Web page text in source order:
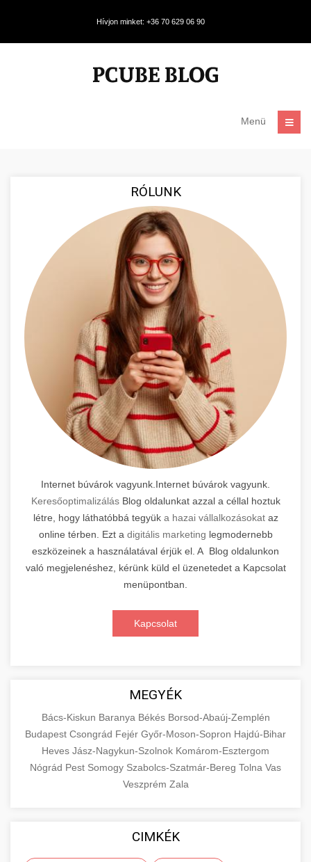
Hívjon minket: +36 70 629 06 90
Menü
RÓLUNK
Internet búvárok vagyunk.Internet búvárok vagyunk.
KeresőoptimalizálásBlog oldalunkat azzal a céllal hoztuk
létre, hogy láthatóbbá tegyük a hazai vállalkozásokataz
online térben. Ezt a digitális marketing legmodernebb
eszközeinek a használatával érjük el. A Blog oldalunkon
való megjelenéshez, kérünk küld el üzenetedet a Kapcsolat
menüpontban.
Kapcsolat
MEGYÉK
Bács-Kiskun Baranya Békés Borsod-Abaúj-Zemplén
Budapest Csongrád Fejér Győr-Moson-Sopron Hajdú-Bihar
Heves Jász-Nagykun-Szolnok Komárom-Esztergom
Nógrád Pest Somogy Szabolcs-Szatmár-Bereg Tolna Vas
Veszprém Zala
CIMKÉK